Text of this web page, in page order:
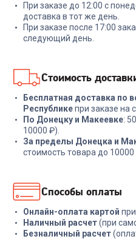
+ 569 бонусов
18 999₽
При заказе до 12:00 с
доставка в тот же день.
При заказе после 17:00
следующий день.
Стоимость
Бесплатная доставка по
Республикепри заказе на
По Донецку и Макеевке:
10000 ₽).
За пределы Донецка и
стоимость товара до 10000
Способы оплаты
Онлайн-оплата картой
Наличный расчет(при
Безналичный расчет